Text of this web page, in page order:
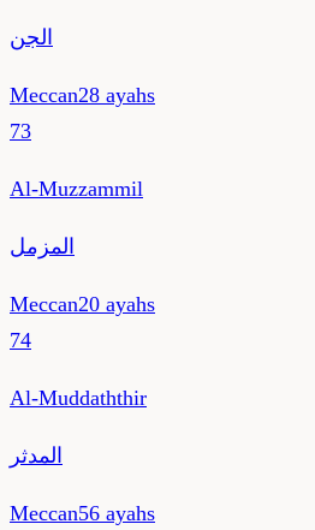
الجن
Meccan28 ayahs
73
Al-Muzzammil
المزمل
Meccan20 ayahs
74
Al-Muddaththir
المدثر
Meccan56 ayahs